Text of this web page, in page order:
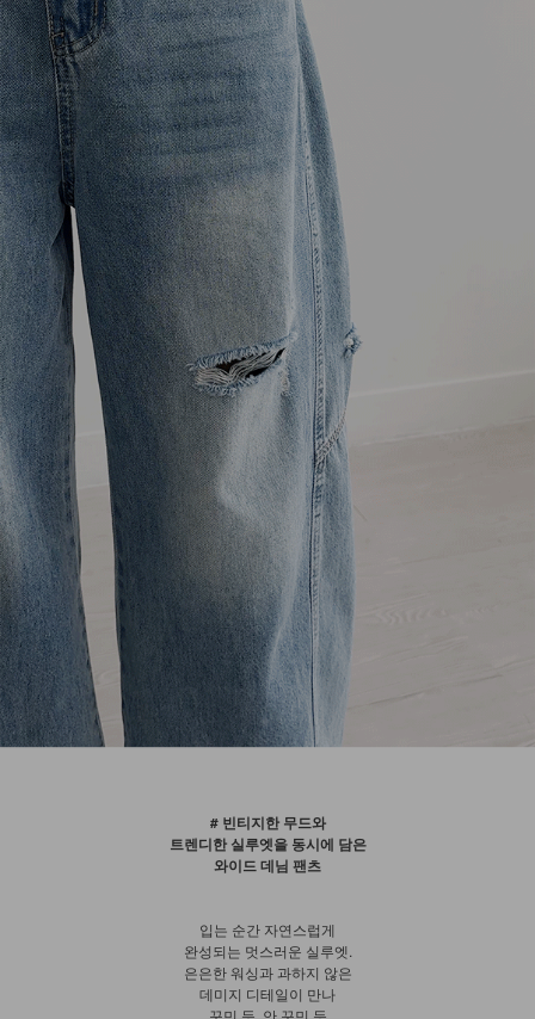
# 빈티지한 무드와
트렌디한 실루엣을 동시에 담은
와이드 데님 팬츠
입는 순간 자연스럽게
완성되는 멋스러운 실루엣.
은은한 워싱과 과하지 않은
데미지 디테일이 만나
꾸민 듯, 안 꾸민 듯